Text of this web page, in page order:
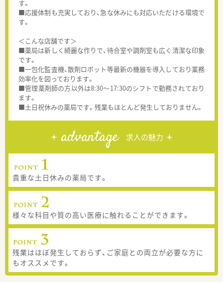
す。
■応援体制も充実しており、急な休みにも対応いただける環境で
す。
＜こんな店舗です＞
■薬局は新しく綺麗な作りで、待合室や調剤室も広く清潔な印象
です。
■一包化監査機、散剤ロボット等最新の機器を導入しており業務
効率化を図っております。
■管理薬剤師の方以外は8:30～17:30のシフトで勤務されており
ます。
■土日祝休みの薬局です。残業もほとんど発生しておりません。
advantage 求人の魅力
貴重な土日休みの薬局です。
様々な科目や質の高い医療に触れることができます。
残業はほぼ発生しておらず、ご家庭との両立が必要な方に
もオススメです。